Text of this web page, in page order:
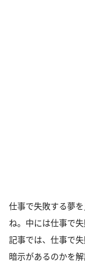
仕事で失敗する夢
ね。中には仕事で
記事では、仕事で
暗示があるのかを解